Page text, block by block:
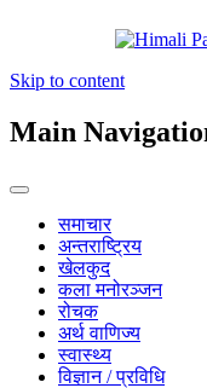
Skip to content
Main
समाचार
अन्तराष्ट्रिय
खेलकुद
कला मनोरञ्जन
रोचक
अर्थ वाणिज्य
स्वास्थ्य
विज्ञान / प्रविधि